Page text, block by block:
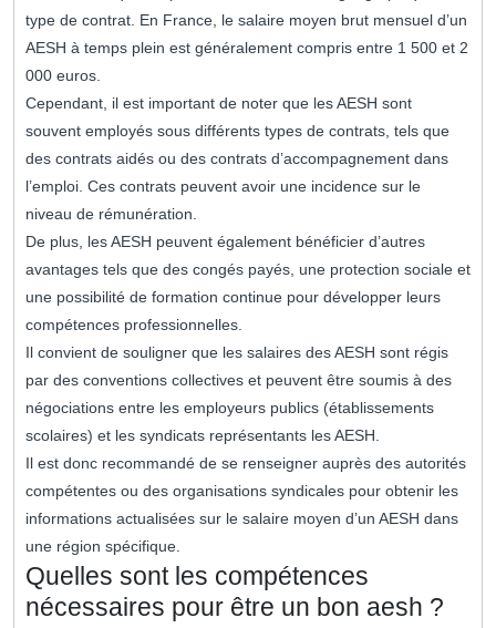
type de contrat. En France, le salaire moyen brut mensuel d’un
AESH à temps plein est généralement compris entre 1 500 et 2
000 euros.
Cependant, il est important de noter que les AESH sont
souvent employés sous différents types de contrats, tels que
des contrats aidés ou des contrats d’accompagnement dans
l’emploi. Ces contrats peuvent avoir une incidence sur le
niveau de rémunération.
De plus, les AESH peuvent également bénéficier d’autres
avantages tels que des congés payés, une protection sociale et
une possibilité de formation continue pour développer leurs
compétences professionnelles.
Il convient de souligner que les salaires des AESH sont régis
par des conventions collectives et peuvent être soumis à des
négociations entre les employeurs publics (établissements
scolaires) et les syndicats représentants les AESH.
Il est donc recommandé de se renseigner auprès des autorités
compétentes ou des organisations syndicales pour obtenir les
informations actualisées sur le salaire moyen d’un AESH dans
une région spécifique.
Quelles sont les compétences
nécessaires pour être un bon aesh ?